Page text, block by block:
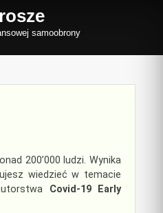
samoobrony
200’000 ludzi. Wynika
wiedzieć w temacie
Covid-19 Early